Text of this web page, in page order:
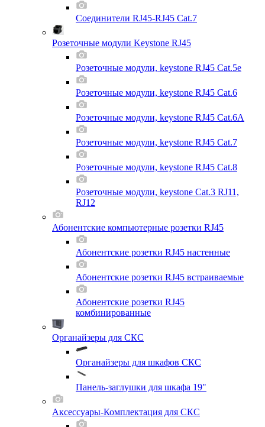
Соединители RJ45-RJ45 Cat.7
Розеточные модули Keystone RJ45
Розеточные модули, keystone RJ45 Cat.5e
Розеточные модули, keystone RJ45 Cat.6
Розеточные модули, keystone RJ45 Cat.6A
Розеточные модули, keystone RJ45 Cat.7
Розеточные модули, keystone RJ45 Cat.8
Розеточные модули, keystone Cat.3 RJ11,
RJ12
Абонентские компьютерные розетки RJ45
Абонентские розетки RJ45 настенные
Абонентские розетки RJ45 встраиваемые
Абонентские розетки RJ45
комбинированные
Органайзеры для СКС
Органайзеры для шкафов СКС
Панель-заглушки для шкафа 19"
Аксессуары-Комплектация для СКС